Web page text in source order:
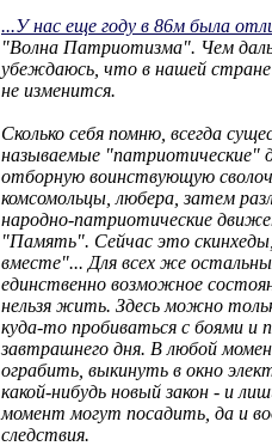
...У нас еще году в 86м была
"Волна Патриотизма". Чем
убеждаюсь, что в нашей стране
не изменится.
Сколько себя помню, всегда
называемые "патриотические"
отборную воинствующую
комсомольцы, любера, затем
народно-патриотические
"Память". Сейчас это
вместе"... Для всех же
единственно возможное
нельзя жить. Здесь можно
куда-то пробиваться с боями и
завтрашнего дня. В любой
ограбить, выкинуть в окно
какой-нибудь новый закон - и
момент могут посадить, да и
следствия.